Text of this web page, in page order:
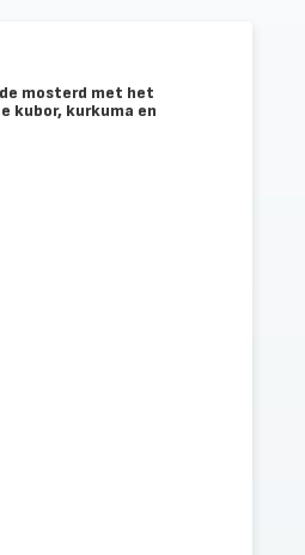
mosterd met het
kubor, kurkuma en